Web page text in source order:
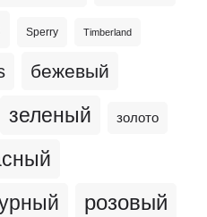
Sperry Timberland
бежевый
зеленый золото
розовый